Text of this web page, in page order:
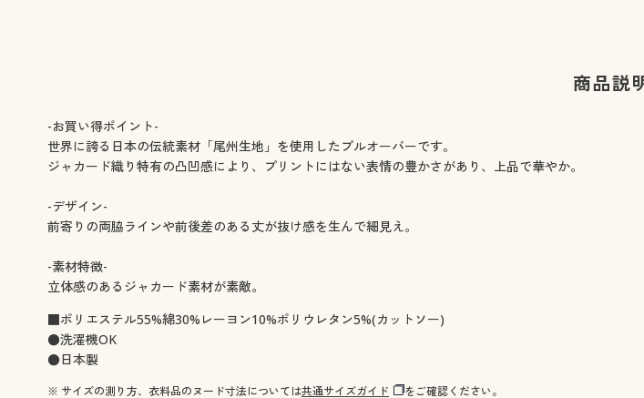
商品説
-お買い得ポイント-
世界に誇る日本の伝統素材「尾州生地」を使用したプルオーバーです。
ジャカード織り特有の凸凹感により、プリントにはない表情の豊かさがあり、上品で華やか。
-デザイン-
前寄りの両脇ラインや前後差のある丈が抜け感を生んで細見え。
-素材特徴-
立体感のあるジャカード素材が素敵。
■ポリエステル55%綿30%レーヨン10%ポリウレタン5%(カットソー)
●洗濯機OK
●日本製
※ サイズの測り方、衣料品のヌード寸法については共通サイズガイド
をご確認ください。